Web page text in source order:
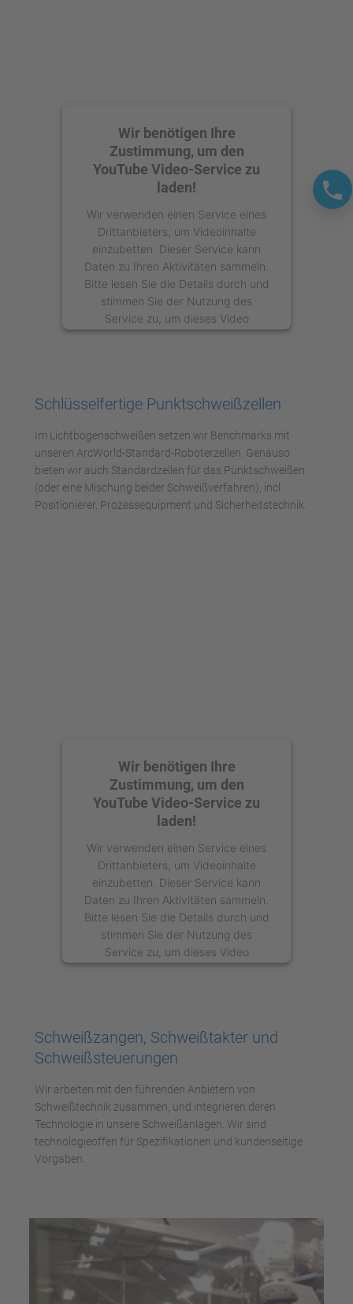
Wir benötigen Ihre
Zustimmung, um den
YouTube Video-Service zu
laden!
Wir verwenden einen Service eines
Drittanbieters, um Videoinhalte
einzubetten. Dieser Service kann
Daten zu Ihren Aktivitäten sammeln.
Bitte lesen Sie die Details durch und
stimmen Sie der Nutzung des
Service zu, um dieses Video
anzusehen.
powered byUsercentrics Consent
Management Platform
Schlüsselfertige Punktschweißzellen
Im Lichtbogenschweißen setzen wir Benchmarks mit
unseren ArcWorld-Standard-Roboterzellen. Genauso
bieten wir auch Standardzellen für das Punktschweißen
(oder eine Mischung beider Schweißverfahren), incl.
Positionierer, Prozessequipment und Sicherheitstechnik.
Wir benötigen Ihre
Zustimmung, um den
YouTube Video-Service zu
laden!
Wir verwenden einen Service eines
Drittanbieters, um Videoinhalte
einzubetten. Dieser Service kann
Daten zu Ihren Aktivitäten sammeln.
Bitte lesen Sie die Details durch und
stimmen Sie der Nutzung des
Service zu, um dieses Video
anzusehen.
Akzeptieren
Management Platform
Schweißzangen, Schweißtakter und
Schweißsteuerungen
Wir arbeiten mit den führenden Anbietern von
Schweißtechnik zusammen, und integrieren deren
Technologie in unsere Schweißanlagen. Wir sind
technologieoffen für Spezifikationen und kundenseitige
Vorgaben.